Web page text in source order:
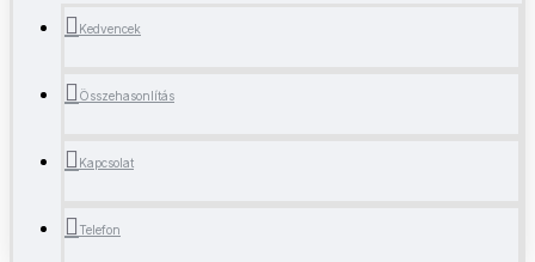
Kedvencek
Összehasonlítás
Kapcsolat
Telefon